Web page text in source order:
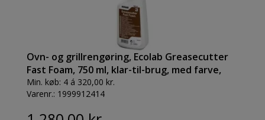
Ovn- og grillrengøring, Ecolab Greasecutter
Fast Foam, 750 ml, klar-til-brug, med farve,
uden parfume
Min. køb: 4 á 320,00 kr.
Varenr.: 1999912414